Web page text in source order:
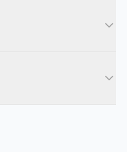
通用能力更重
工作负载。